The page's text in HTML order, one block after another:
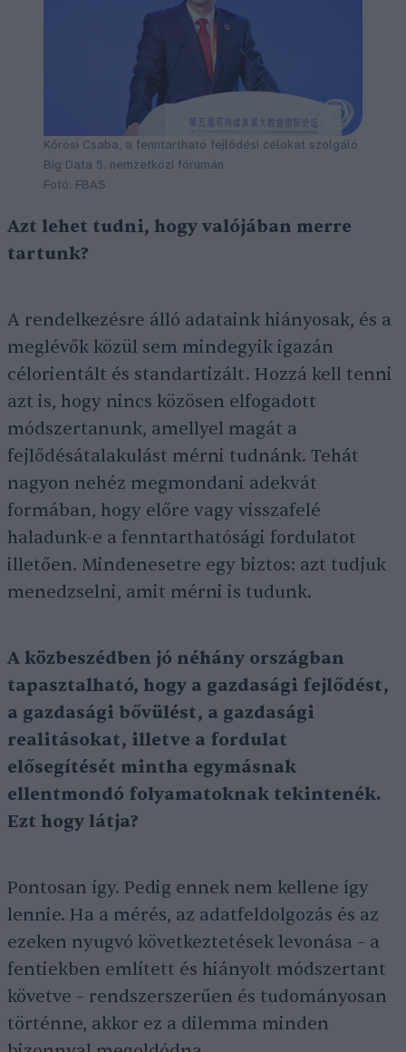
Kőrösi Csaba, a fenntartható fejlődési célokat szolgáló
Big Data 5. nemzetközi fórumán
Fotó: FBAS
Azt lehet tudni, hogy valójában merre
tartunk?
A rendelkezésre álló adataink hiányosak, és a
meglévők közül sem mindegyik igazán
célorientált és standartizált. Hozzá kell tenni
azt is, hogy nincs közösen elfogadott
módszertanunk, amellyel magát a
fejlődésátalakulást mérni tudnánk. Tehát
nagyon nehéz megmondani adekvát
formában, hogy előre vagy visszafelé
haladunk-e a fenntarthatósági fordulatot
illetően. Mindenesetre egy biztos: azt tudjuk
menedzselni, amit mérni is tudunk.
A közbeszédben jó néhány országban
tapasztalható, hogy a gazdasági fejlődést,
a gazdasági bővülést, a gazdasági
realitásokat, illetve a fordulat
elősegítését mintha egymásnak
ellentmondó folyamatoknak tekintenék.
Ezt hogy látja?
Pontosan így. Pedig ennek nem kellene így
lennie. Ha a mérés, az adatfeldolgozás és az
ezeken nyugvó következtetések levonása – a
fentiekben említett és hiányolt módszertant
követve – rendszerszerűen és tudományosan
történne, akkor ez a dilemma minden